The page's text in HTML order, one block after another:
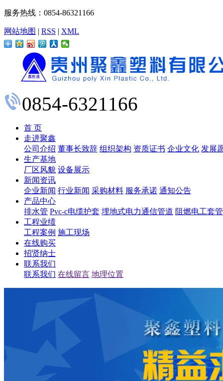
服务热线：0854-86321166
网站地图 | RSS | XML
0854-6321166
首 页
走进聚鑫
公司介绍 董事长致辞 组织架构 资质证书 企业文化 发展
生产基地
厂区风貌 设备展示
新闻资讯
企业新闻 行业新闻 采购材料 服务承诺 通知公告
产品中心
排水管 Pvc-c电缆护套 埋地式电力通信管道 阻燃电工套管
工程业绩
工程案例 施工现场
在线购买
招贤纳士
联系我们
联系我们 在线留言 地理位置